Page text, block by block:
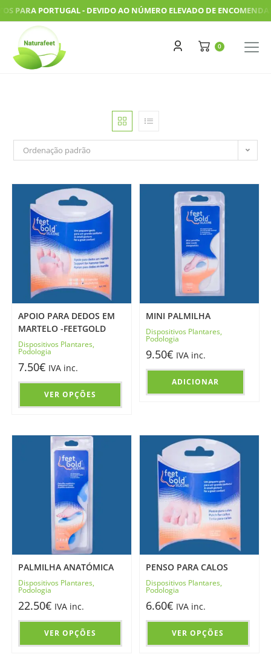
PARA PORTUGAL - DEVIDO AO NÚMERO ELEVADO DE ENCOMENDAS,
Ordenação padrão
APOIO PARA DEDOS EM
MARTELO -FEETGOLD
Dispositivos Plantares,
Podologia
7.50€ IVA inc.
VER OPÇÕES
MINI PALMILHA
Dispositivos Plantares,
Podologia
9.50€ IVA inc.
ADICIONAR
PALMILHA ANATÓMICA
Dispositivos Plantares,
Podologia
22.50€ IVA inc.
VER OPÇÕES
PENSO PARA CALOS
Dispositivos Plantares,
Podologia
6.60€ IVA inc.
VER OPÇÕES